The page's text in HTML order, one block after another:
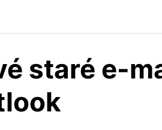
staré e-